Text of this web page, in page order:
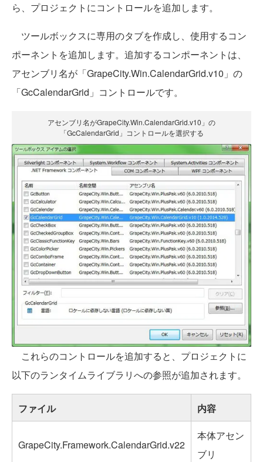
ら、プロジェクトにコントロールを追加します。
ツールボックスに専用のタブを作成し、使用するコン
ポーネントを追加します。追加するコンポーネントは、
アセンブリ名が「GrapeCity.Win.CalendarGrid.v10」の
「GcCalendarGrid」コントロールです。
アセンブリ名がGrapeCity.Win.CalendarGrid.v10」の
「GcCalendarGrid」コントロールを選択する
これらのコントロールを追加すると、プロジェクトに
以下のランタイムライブラリへの参照が追加されます。
ファイル 内容
GrapeCity.Framework.CalendarGrid.v22
本体アセン
ブリ